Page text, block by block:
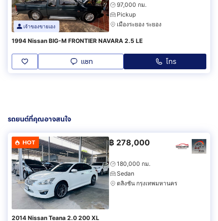
เจ้าของขายเอง
97,000 กม.
Pickup
เมืองระยอง ระยอง
1994 Nissan BIG-M FRONTIER NAVARA 2.5 LE
แชท โทร
รถยนต์ที่คุณอาจสนใจ
HOT ฿ 278,000
180,000 กม.
Sedan
ตลิ่งชัน กรุงเทพมหานคร
2014 Nissan Teana 2.0 200 XL